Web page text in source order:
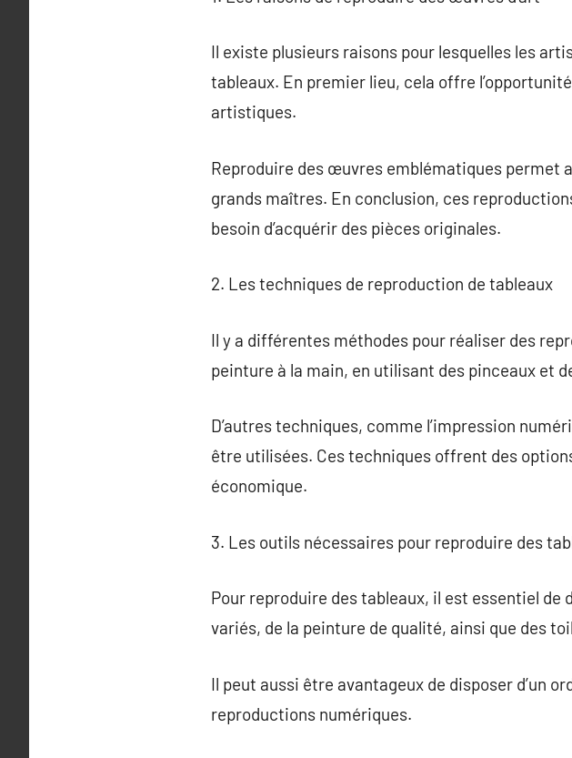
Il existe plusieurs raisons pour lesquelles les
tableaux. En premier lieu, cela offre
artistiques.
Reproduire des œuvres emblématiques permet
grands maîtres. En conclusion, ces
besoin d’acquérir des pièces originales.
2. Les techniques de reproduction de tableaux
Il y a différentes méthodes pour réaliser des
peinture à la main, en utilisant des pinceaux et
D’autres techniques, comme l’impression
être utilisées. Ces techniques offrent des
économique.
3. Les outils nécessaires pour reproduire des
Pour reproduire des tableaux, il est essentiel de
variés, de la peinture de qualité, ainsi que des
Il peut aussi être avantageux de disposer d’un
reproductions numériques.